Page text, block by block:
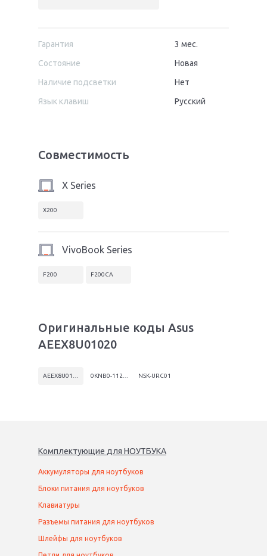
Гарантия
3 мес.
Состояние
Новая
Наличие подсветки
Нет
Язык клавиш
Русский
Совместимость
X Series
X200
VivoBook Series
F200 F200CA
Оригинальные коды Asus
AEEX8U01020
NSK-URC01
Комплектующие для НОУТБУКА
Аккумуляторы для ноутбуков
Блоки питания для ноутбуков
Клавиатуры
Разъемы питания для ноутбуков
Шлейфы для ноутбуков